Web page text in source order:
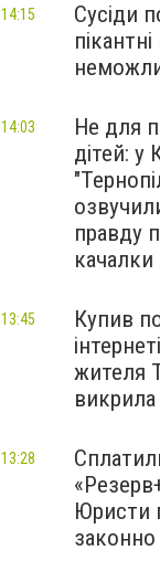
Сусіди
14:15
Не для
дітей: у
правду
качалки
14:03
Купив
жителя
13:45
Юристи
13:28